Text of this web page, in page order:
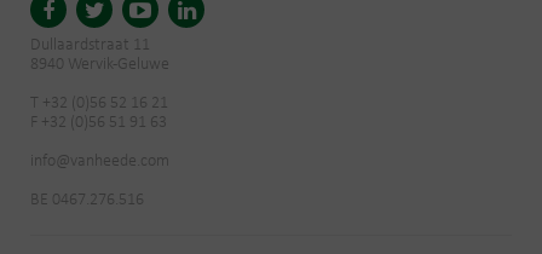
Dullaardstraat 11
8940 Wervik-Geluwe
T +32 (0)56 52 16 21
F +32 (0)56 51 91 63
info@vanheede.com
BE 0467.276.516